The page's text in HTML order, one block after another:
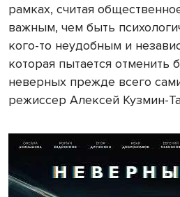
рамках, считая
важным, чем быть
кого-то неудобным и
которая пытается отменить
неверных прежде всего
режиссер Алексей Кузмин-